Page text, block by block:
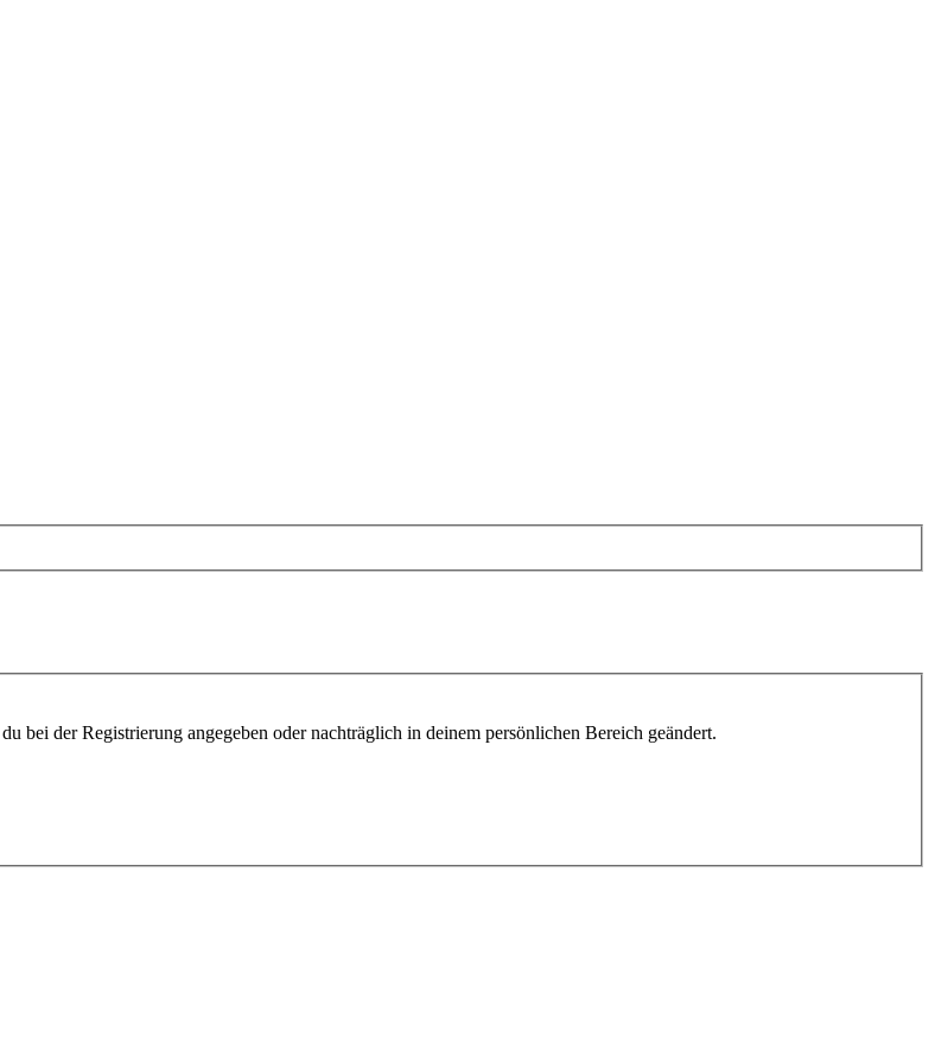
bei der Registrierung angegeben oder nachträglich in deinem persönlichen Bereich geändert.